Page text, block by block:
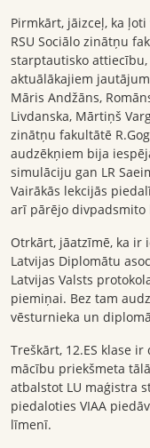
Pirmkārt, jāizceļ, ka
RSU Sociālo zinātņu
starptautisko
aktuālākajiem
Māris Andžāns,
Livdanska, Mārtiņš
zinātņu fakultātē
audzēkņiem bija
simulāciju gan LR
Vairākās lekcijās
arī pārējo divpadsmito
Otrkārt, jāatzīmē, ka ir
Latvijas Diplomātu
Latvijas Valsts
piemiņai. Bez tam
vēsturnieka un
Treškārt, 12.ES klase
mācību priekšmeta
atbalstot LU maģistra
piedaloties VIAA
līmenī.